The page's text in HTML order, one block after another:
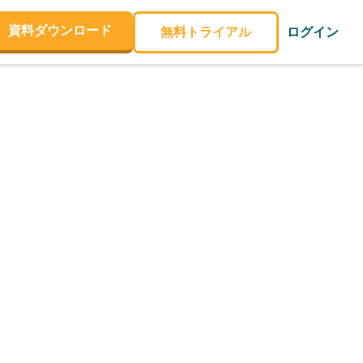
資料ダウンロード 無料トライアル ログイン